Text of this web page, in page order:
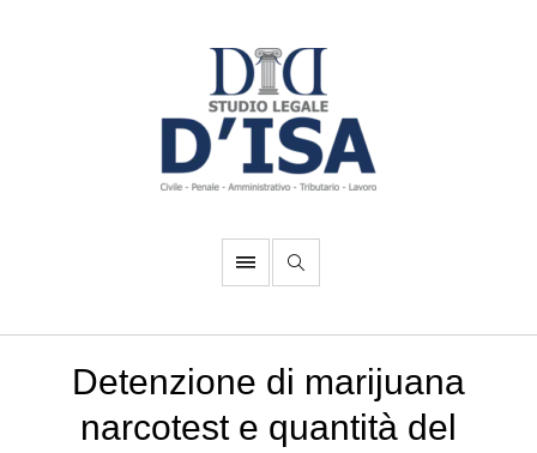
Detenzione di marijuana
narcotest e quantità del